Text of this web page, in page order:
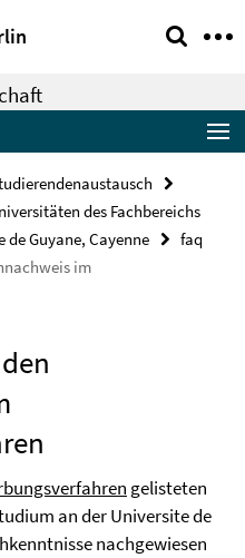
des Fachbereichs
de Guyane, Cayenne
faq
im
gelisteten
an der Universite de
nachgewiesen